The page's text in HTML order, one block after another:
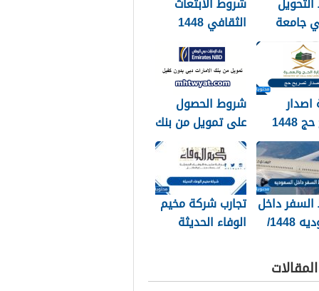
جامعة
الرحمن
الثقافي 1448
تصريح حج 1448
بالتفصيل
شروط الحصول
على تمويل من بنك
الامارات دبي بدون
كفيل 1448
داخل
السعوديه 1448/
تجارب شركة مخيم
الوفاء الحديثة